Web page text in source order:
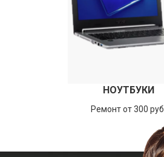
НОУТБУКИ
Ремонт от 300 руб.